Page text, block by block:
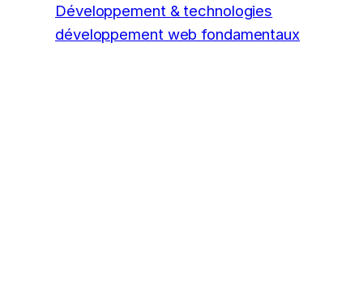
Développement & technologies
développement web fondamentaux